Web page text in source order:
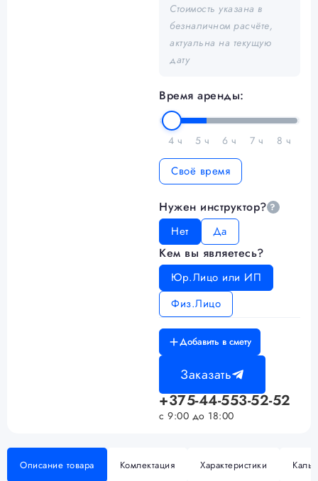
Стоимость указана в
безналичном расчёте,
актуальна на текущую
дату
Время аренды:
4 ч 5 ч 6 ч 7 ч 8 ч
Своё время
Нужен инструктор? ?
Нет Да
Кем вы являетесь?
Юр.Лицо или ИП
Физ.Лицо
Добавить в смету
Заказать
+375-44-553-52-52
с 9:00 до 18:00
Описание товара Комлектация Характеристики